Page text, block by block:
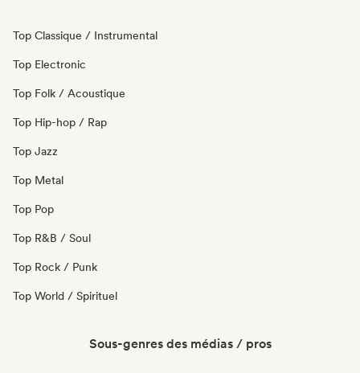
Top Classique / Instrumental
Top Electronic
Top Folk / Acoustique
Top Hip-hop / Rap
Top Jazz
Top Metal
Top Pop
Top R&B / Soul
Top Rock / Punk
Top World / Spirituel
Sous-genres des médias / pros